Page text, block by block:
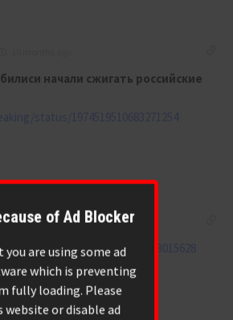
начали сжигать российские
status/1974519510683271254
10 months ago
natbes/status/1974519240763015628
of Ad Blocker
are using some ad
which is preventing
fully loading. Please
or disable ad